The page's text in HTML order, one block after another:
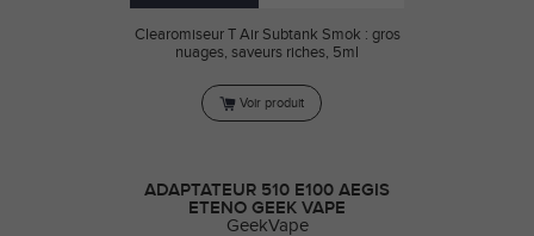
Clearomiseur T Air Subtank Smok : gros
nuages, saveurs riches, 5ml
Voir produit
ADAPTATEUR 510 E100 AEGIS
ETENO GEEK VAPE
GeekVape